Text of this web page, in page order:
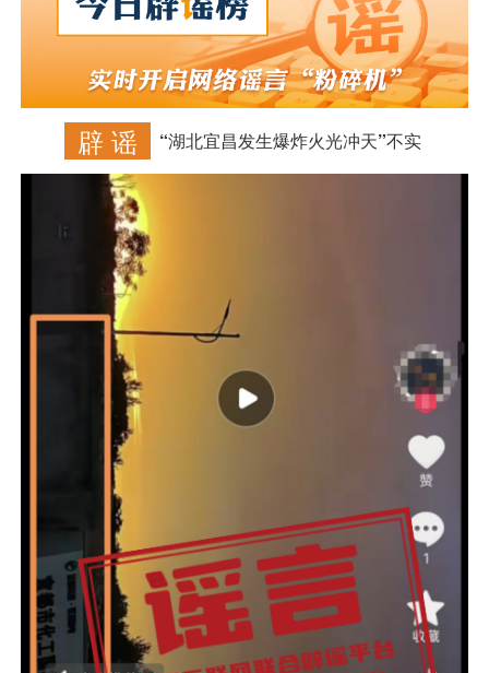
辟 谣 “湖北宜昌发生爆炸火光冲天”不实